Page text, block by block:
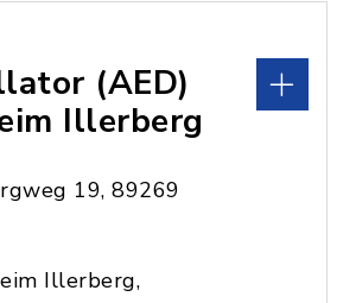
(AED)
Illerberg
19, 89269
Illerberg,